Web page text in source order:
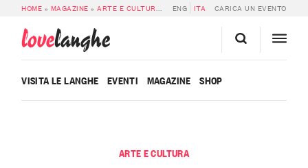
HOME » MAGAZINE »ARTE E CULTURA » I VINCITORI DEL 1° CONCORSO
ENG ITA CARICA UN EVENTO
lovelanghe
VISITA LE LANGHE EVENTI MAGAZINE SHOP
ARTE E CULTURA